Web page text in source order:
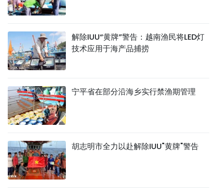
图表新闻
解除IUU“黄牌”警告：越南渔民将LED灯
技术应用于海产品捕捞
宁平省在部分沿海乡实行禁渔期管理
胡志明市全力以赴解除IUU"黄牌"警告